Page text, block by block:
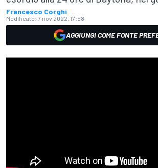
Francesco Corghi
Modificato: 7 nov 2022, 17:58
AGGIUNGI COME FONTE